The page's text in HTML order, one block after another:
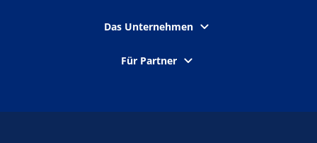
Das Unternehmen
Für Partner